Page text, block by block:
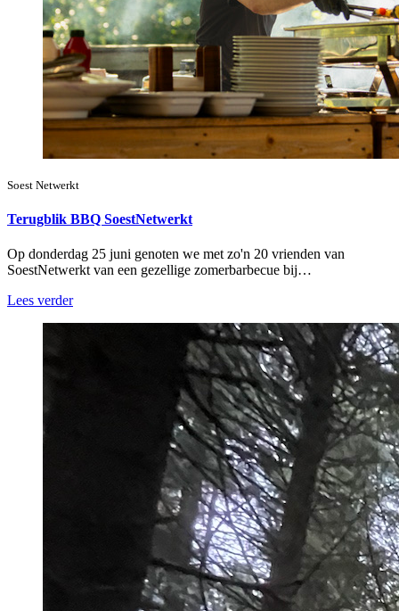
Soest Netwerkt
Terugblik BBQ SoestNetwerkt
Op donderdag 25 juni genoten we met zo'n 20 vrienden van
SoestNetwerkt van een gezellige zomerbarbecue bij…
Lees verder